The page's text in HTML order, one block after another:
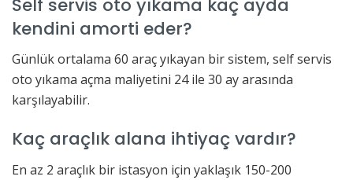
kendini amorti eder?
Günlük ortalama 60 araç yıkayan bir sistem, self servis
oto yıkama açma maliyetini 24 ile 30 ay arasında
karşılayabilir.
Kaç araçlık alana ihtiyaç vardır?
En az 2 araçlık bir istasyon için yaklaşık 150-200